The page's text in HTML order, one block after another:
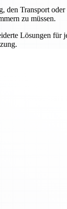
den Transport
zu müssen.
Lösungen für